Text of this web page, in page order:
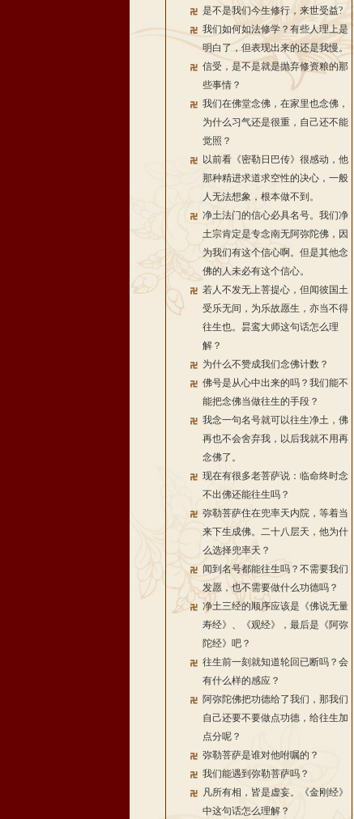
是不是我们今生修行，来世受益?
我们如何如法修学？有些人理上是
明白了，但表现出来的还是我慢。
信受，是不是就是抛弃修资粮的那
些事情？
我们在佛堂念佛，在家里也念佛，
为什么习气还是很重，自己还不能
觉照？
以前看《密勒日巴传》很感动，他
那种精进求道求空性的决心，一般
人无法想象，根本做不到。
净土法门的信心必具名号。我们净
土宗肯定是专念南无阿弥陀佛，因
为我们有这个信心啊。但是其他念
佛的人未必有这个信心。
若人不发无上菩提心，但闻彼国土
受乐无间，为乐故愿生，亦当不得
往生也。昙鸾大师这句话怎么理
解？
为什么不赞成我们念佛计数？
佛号是从心中出来的吗？我们能不
能把念佛当做往生的手段？
我念一句名号就可以往生净土，佛
再也不会舍弃我，以后我就不用再
念佛了。
现在有很多老菩萨说：临命终时念
不出佛还能往生吗？
弥勒菩萨住在兜率天内院，等着当
来下生成佛。二十八层天，他为什
么选择兜率天？
闻到名号都能往生吗？不需要我们
发愿，也不需要做什么功德吗？
净土三经的顺序应该是《佛说无量
寿经》、《观经》，最后是《阿弥
陀经》吧？
往生前一刻就知道轮回已断吗？会
有什么样的感应？
阿弥陀佛把功德给了我们，那我们
自己还要不要做点功德，给往生加
点分呢？
弥勒菩萨是谁对他咐嘱的？
我们能遇到弥勒菩萨吗？
凡所有相，皆是虚妄。《金刚经》
中这句话怎么理解？